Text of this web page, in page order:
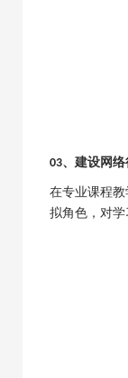
03、建设网
在专业课程教
拟角色，对